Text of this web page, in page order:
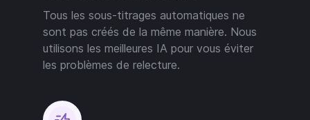
Tous les sous-titrages automatiques ne
sont pas créés de la même manière. Nous
utilisons les meilleures IA pour vous éviter
les problèmes de relecture.